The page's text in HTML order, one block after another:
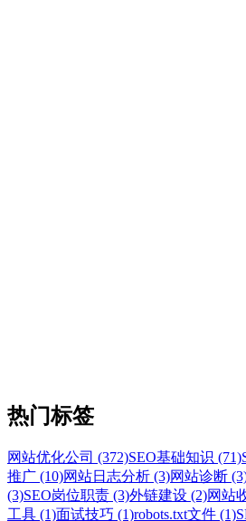
热门标签
网站优化公司 (372)SEO基础知识 (71)
推广 (10)网站日志分析 (3)网站诊断
(3)SEO岗位职责 (3)外链建设 (2)网站
工具 (1)面试技巧 (1)robots.txt文件 (1)